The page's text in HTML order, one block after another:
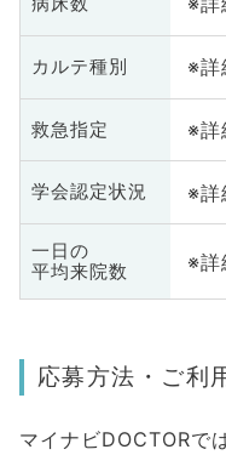
カルテ種別 ※詳
救急指定 ※詳
学会認定状況 ※詳
一日の
平均来院数
※詳
応募方法・ご利
マイナビDOCTORで